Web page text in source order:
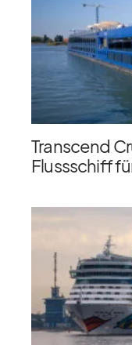
Transcend
Flussschiff